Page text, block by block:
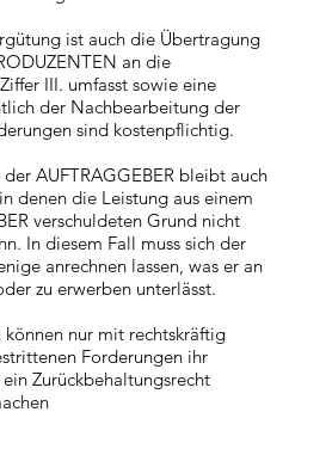
ist auch die Übertragung
an die
III. umfasst sowie eine
der Nachbearbeitung der
sind kostenpflichtig.
AUFTRAGGEBER bleibt auch
denen die Leistung aus einem
verschuldeten Grund nicht
In diesem Fall muss sich der
anrechnen lassen, was er an
zu erwerben unterlässt.
können nur mit rechtskräftig
Forderungen ihr
Zurückbehaltungsrecht